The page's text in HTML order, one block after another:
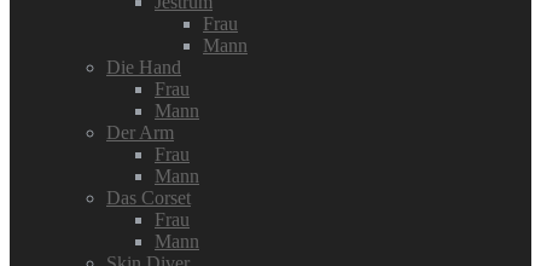
Frau
Mann
Die Hand
Frau
Mann
Der Arm
Frau
Mann
Das Corset
Frau
Mann